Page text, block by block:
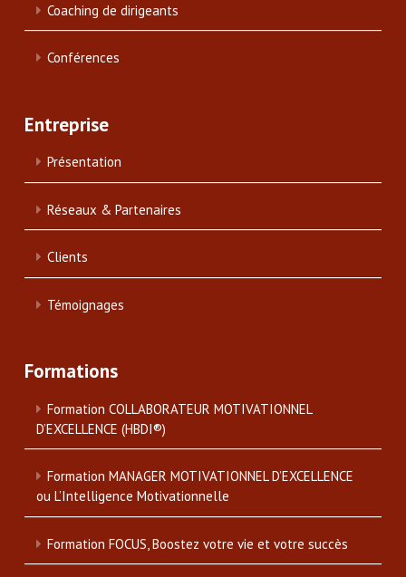
Coaching de dirigeants
Conférences
Entreprise
Présentation
Réseaux & Partenaires
Clients
Témoignages
Formations
Formation COLLABORATEUR MOTIVATIONNEL
D’EXCELLENCE (HBDI®)
Formation MANAGER MOTIVATIONNEL D’EXCELLENCE
ou L’Intelligence Motivationnelle
Formation FOCUS, Boostez votre vie et votre succès